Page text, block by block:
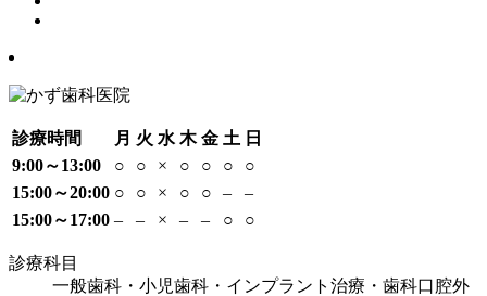
診療時間 月 火 水 木 金 土 日
9:00～13:00
○ ○ × ○ ○ ○
○
15:00～20:00 ○ ○ × ○ ○ –
–
15:00～17:00 – – × – – ○ ○
診療科目
一般歯科・小児歯科・インプラント治療・歯科口腔外